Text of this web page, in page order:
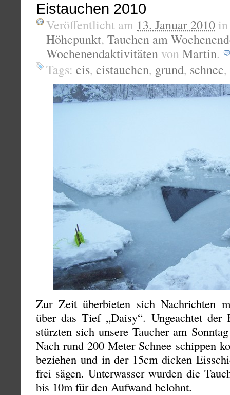
Eistauchen 2010
Veröffentlicht am 13. Januar 2010
Höhepunkt, Tauchen am
Wochenendaktivitäten von Martin.
Tags: eis, eistauchen, grund, schnee,
Zur Zeit überbieten sich Nachrichten
über das Tief „Daisy“. Ungeachtet der
stürzten sich unsere Taucher am
Nach rund 200 Meter Schnee schippen
beziehen und in der 15cm dicken
frei sägen. Unterwasser wurden die
bis 10m für den Aufwand belohnt.